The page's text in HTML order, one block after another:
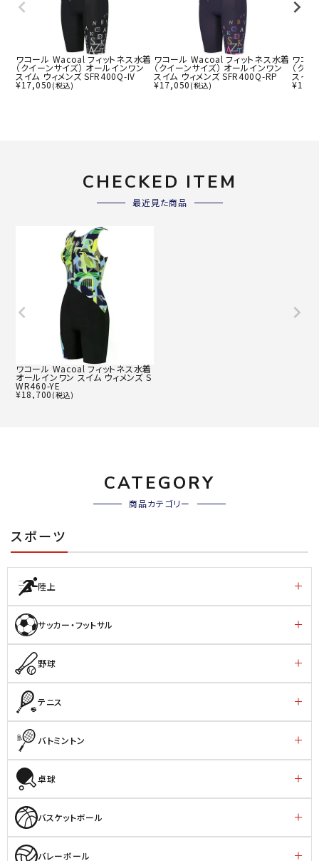
ワコール Wacoal フィットネス水着
（クイーンサイズ） オールインワン
スイム ウィメンズ SFR400Q-IV
¥17,050 (税込)
ワコール Wacoal フィットネス水着
（クイーンサイズ） オールインワン
スイム ウィメンズ SFR400Q-RP
¥17,050 (税込)
ワコ
（ク
スイ
¥
CHECKED ITEM
最近見た商品
ワコール Wacoal フィットネス水着
オールインワン スイム ウィメンズ S
WR460-YE
¥18,700 (税込)
CATEGORY
商品カテゴリー
スポーツ
陸上
サッカー・フットサル
野球
テニス
バトミントン
卓球
バスケットボール
バレーボール